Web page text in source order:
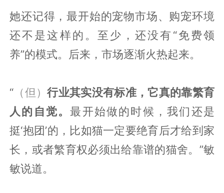
她还记得，最开始的宠物市场、购宠环境
还不是这样的。至少，还没有“免费领
养”的模式。后来，市场逐渐火热起来。
“ （但）行业其实没有标准，它真的靠繁育
人的自觉。最开始做的时候，我们还是
挺‘抱团’的，比如猫一定要绝育后才给到家
长，或者繁育权必须出给靠谱的猫舍。”敏
敏说道。